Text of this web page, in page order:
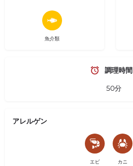
魚介類
調理時間
50分
アレルゲン
エビ カニ